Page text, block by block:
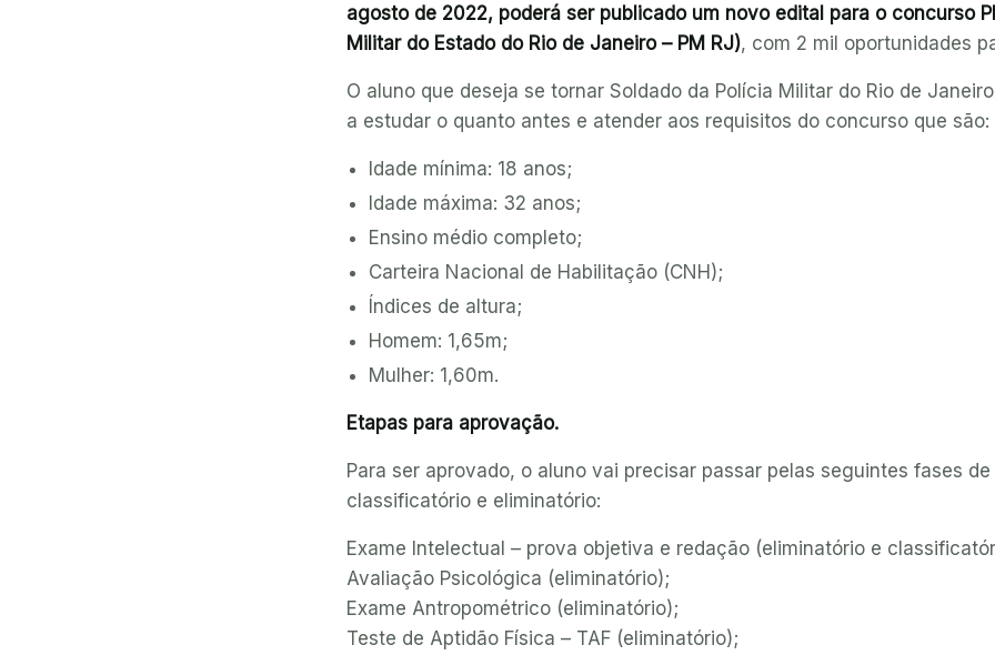
agosto de 2022, poderá ser publicado um novo edital para o concurso
Militar do Estado do Rio de Janeiro – PM RJ), com 2 mil oportunidades
O aluno que deseja se tornar Soldado da Polícia Militar do Rio de
a estudar o quanto antes e atender aos requisitos do concurso que são:
Idade mínima: 18 anos;
Idade máxima: 32 anos;
Ensino médio completo;
Carteira Nacional de Habilitação (CNH);
Índices de altura;
Homem: 1,65m;
Mulher: 1,60m.
Etapas para aprovação.
Para ser aprovado, o aluno vai precisar passar pelas seguintes fases
classificatório e eliminatório:
Exame Intelectual – prova objetiva e redação (eliminatório e
Avaliação Psicológica (eliminatório);
Exame Antropométrico (eliminatório);
Teste de Aptidão Física – TAF (eliminatório);